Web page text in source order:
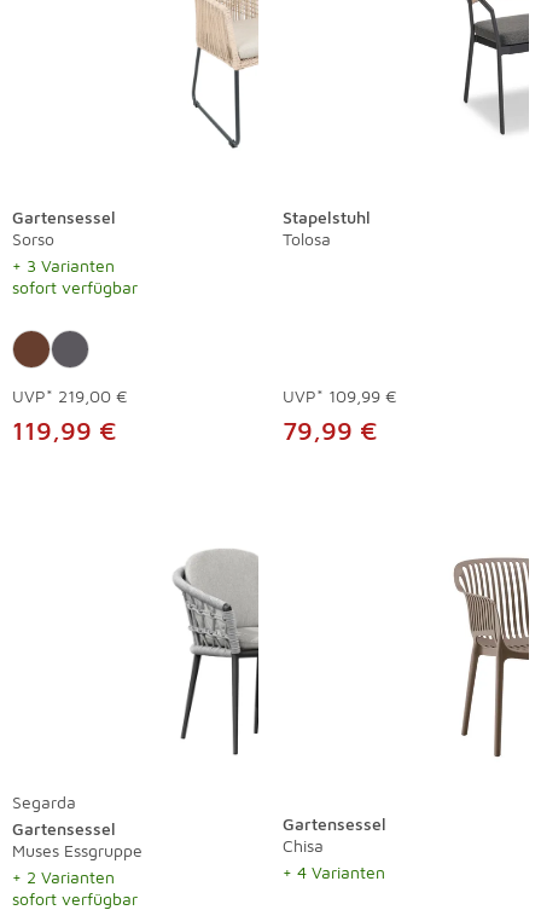
Gartensessel
Sorso
+ 3 Varianten
sofort verfügbar
UVP* 219,00 €
119,99 €
Stapelstuhl
Tolosa
UVP* 109,99 €
79,99 €
Segarda
Gartensessel
Muses Essgruppe
+ 2 Varianten
sofort verfügbar
Gartensessel
Chisa
+ 4 Varianten